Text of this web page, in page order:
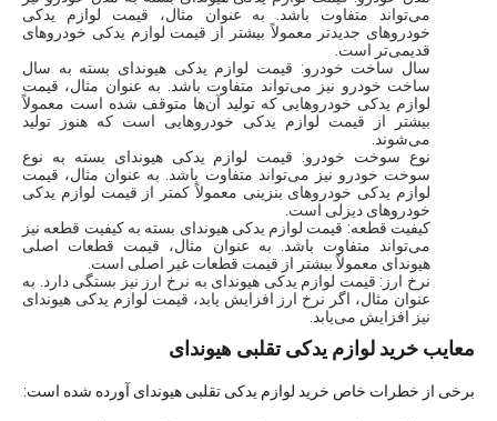
می‌تواند متفاوت باشد. به عنوان مثال، قیمت لوازم یدکی
خودروهای جدیدتر معمولاً بیشتر از قیمت لوازم یدکی خودروهای
قدیمی‌تر است.
سال ساخت خودرو: قیمت لوازم یدکی هیوندای بسته به سال
ساخت خودرو نیز می‌تواند متفاوت باشد. به عنوان مثال، قیمت
لوازم یدکی خودروهایی که تولید آن‌ها متوقف شده است معمولاً
بیشتر از قیمت لوازم یدکی خودروهایی است که هنوز تولید
می‌شوند.
نوع سوخت خودرو: قیمت لوازم یدکی هیوندای بسته به نوع
سوخت خودرو نیز می‌تواند متفاوت باشد. به عنوان مثال، قیمت
لوازم یدکی خودروهای بنزینی معمولاً کمتر از قیمت لوازم یدکی
خودروهای دیزلی است.
کیفیت قطعه: قیمت لوازم یدکی هیوندای بسته به کیفیت قطعه نیز
می‌تواند متفاوت باشد. به عنوان مثال، قیمت قطعات اصلی
هیوندای معمولاً بیشتر از قیمت قطعات غیر اصلی است.
نرخ ارز: قیمت لوازم یدکی هیوندای به نرخ ارز نیز بستگی دارد. به
عنوان مثال، اگر نرخ ارز افزایش یابد، قیمت لوازم یدکی هیوندای
نیز افزایش می‌یابد.
معایب خرید لوازم یدکی تقلبی هیوندای
برخی از خطرات خاص خرید لوازم یدکی تقلبی هیوندای آورده شده است: